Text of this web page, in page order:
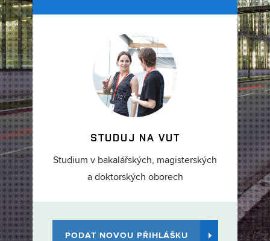
STUDUJ NA VUT
Studium v bakalářských, magisterských
a doktorských oborech
PODAT NOVOU PŘIHLÁŠKU